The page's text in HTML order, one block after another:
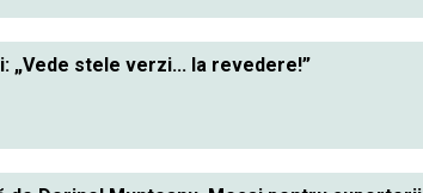
„Vede stele verzi... la revedere!”